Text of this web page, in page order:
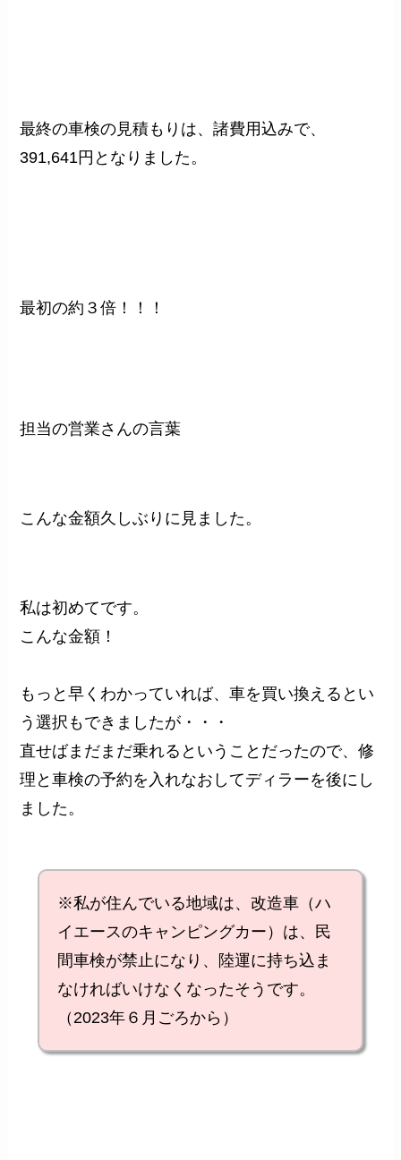
最終の車検の見積もりは、諸費用込みで、
391,641円となりました。
最初の約３倍！！！
担当の営業さんの言葉
こんな金額久しぶりに見ました。
私は初めてです。
こんな金額！
もっと早くわかっていれば、車を買い換えるとい
う選択もできましたが・・・
直せばまだまだ乗れるということだったので、修
理と車検の予約を入れなおしてディラーを後にし
ました。
※私が住んでいる地域は、改造車（ハ
イエースのキャンピングカー）は、民
間車検が禁止になり、陸運に持ち込ま
なければいけなくなったそうです。
（2023年６月ごろから）